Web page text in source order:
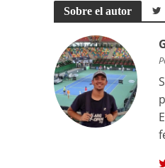
Sobre el autor